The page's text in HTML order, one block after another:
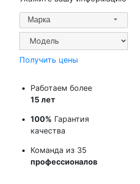
Марка
Получить цены
Работаем более
15 лет
100% Гарантия
качества
Команда из 35
профессионалов